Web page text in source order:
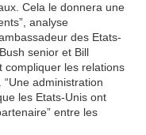
Cela le donnera une
analyse
des Etats-
senior et Bill
compliquer les relations
administration
les Etats-Unis ont
entre les